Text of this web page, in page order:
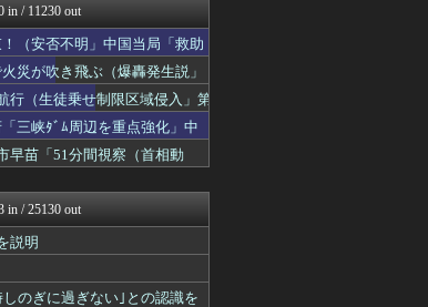
！ニュース録
ニュース
んねる
報
とめもりー｜2c...
！
スまとめニュース♪
ュースちゃんねる
んねる｜投資系ま...
in / 11230 out
（安否不明」中国当局「救助
災が吹き飛ぶ（爆轟発生説」
行（生徒乗せ制限区域侵入」第
三峡ﾀﾞﾑ周辺を重点強化」中
早苗「51分間視察（首相動
in / 25130 out
説明
のぎに過ぎない｣との認識を